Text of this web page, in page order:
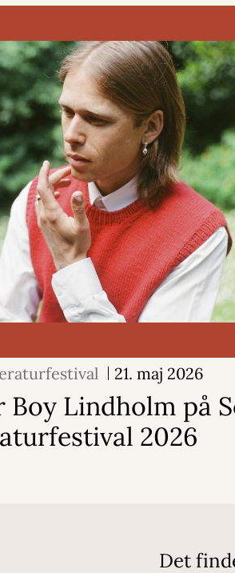
21. maj 2026
Boy Lindholm på
2026
Det